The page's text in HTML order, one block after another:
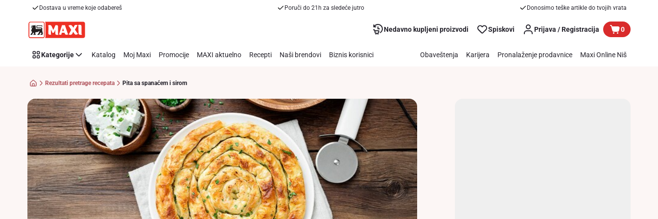
Dostava u vreme koje odabereš Poruči do 21h za sledeće jutro Donosimo teške artikle do tvojih vrata
Nedavno kupljeni proizvodi Spiskovi Prijava / Registracija 0
Kategorije Katalog Moj Maxi Promocije MAXI aktuelno Recepti Naši brendovi Biznis korisnici Obaveštenja Karijera Pronalaženje prodavnice Maxi Online Niš
Rezultati pretrage recepata Pita sa spanaćem i sirom